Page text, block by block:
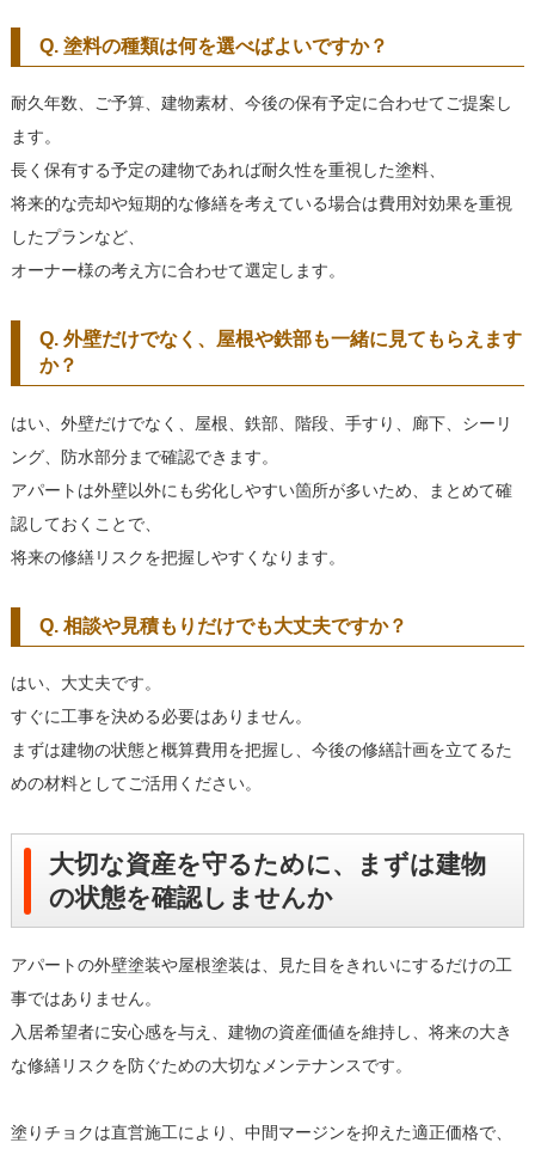
Q. 塗料の種類は何を選べばよいですか？
耐久年数、ご予算、建物素材、今後の保有予定に合わせてご提案し
ます。
長く保有する予定の建物であれば耐久性を重視した塗料、
将来的な売却や短期的な修繕を考えている場合は費用対効果を重視
したプランなど、
オーナー様の考え方に合わせて選定します。
Q. 外壁だけでなく、屋根や鉄部も一緒に見てもらえます
か？
はい、外壁だけでなく、屋根、鉄部、階段、手すり、廊下、シーリ
ング、防水部分まで確認できます。
アパートは外壁以外にも劣化しやすい箇所が多いため、まとめて確
認しておくことで、
将来の修繕リスクを把握しやすくなります。
Q. 相談や見積もりだけでも大丈夫ですか？
はい、大丈夫です。
すぐに工事を決める必要はありません。
まずは建物の状態と概算費用を把握し、今後の修繕計画を立てるた
めの材料としてご活用ください。
大切な資産を守るために、まずは建物
の状態を確認しませんか
アパートの外壁塗装や屋根塗装は、見た目をきれいにするだけの工
事ではありません。
入居希望者に安心感を与え、建物の資産価値を維持し、将来の大き
な修繕リスクを防ぐための大切なメンテナンスです。
塗りチョクは直営施工により、中間マージンを抑えた適正価格で、